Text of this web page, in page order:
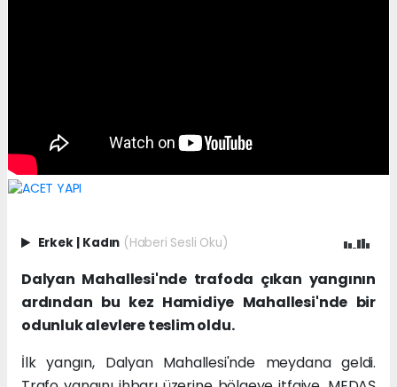
Erkek | Kadın (Haberi Sesli Oku)
Dalyan Mahallesi'nde trafoda çıkan yangının
ardından bu kez Hamidiye Mahallesi'nde bir
odunluk alevlere teslim oldu.
İlk yangın, Dalyan Mahallesi'nde meydana geldi.